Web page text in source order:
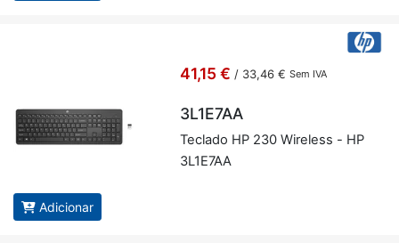
41,15 € / 33,46 € Sem IVA
3L1E7AA
Te­clado HP 230 Wi­re­less - HP
3L1E7AA
Adicionar